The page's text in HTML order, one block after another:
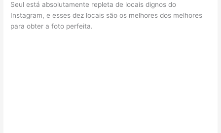
Seul está absolutamente repleta de locais dignos do
Instagram, e esses dez locais são os melhores dos melhores
para obter a foto perfeita.